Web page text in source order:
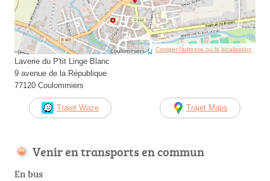
Corriger l’adresse ou la localisation
Laverie du P'tit Linge Blanc
9 avenue de la République
77120 Coulommiers
Trajet Waze Trajet Maps
Venir en transports en commun
En bus